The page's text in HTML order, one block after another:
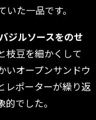
た一品です。
ジルソースをのせ
枝豆を細かくして
いオープンサンドウ
レポーターが繰り返
でした。